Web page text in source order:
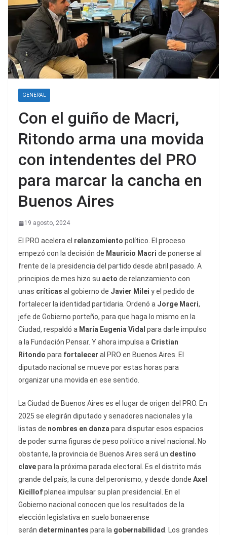
GENERAL
Con el guiño de Macri,
Ritondo arma una movida
con intendentes del PRO
para marcar la cancha en
Buenos Aires
19 agosto, 2024
El PRO acelera el relanzamiento político. El proceso
empezó con la decisión de Mauricio Macri de ponerse al
frente de la presidencia del partido desde abril pasado. A
principios de mes hizo su acto de relanzamiento con
unas críticas al gobierno de Javier Milei y el pedido de
fortalecer la identidad partidaria. Ordenó a Jorge Macri,
jefe de Gobierno porteño, para que haga lo mismo en la
Ciudad, respaldó a María Eugenia Vidal para darle impulso
a la Fundación Pensar. Y ahora impulsa a Cristian
Ritondo para fortalecer al PRO en Buenos Aires. El
diputado nacional se mueve por estas horas para
organizar una movida en ese sentido.
La Ciudad de Buenos Aires es el lugar de origen del PRO. En
2025 se elegirán diputado y senadores nacionales y la
listas de nombres en danzapara disputar esos espacios
de poder suma figuras de peso político a nivel nacional. No
obstante, la provincia de Buenos Aires será un destino
clavepara la próxima parada electoral. Es el distrito más
grande del país, la cuna del peronismo, y desde donde Axel
Kicillofplanea impulsar su plan presidencial. En el
Gobierno nacional conocen que los resultados de la
elección legislativa en suelo bonaerense
serán determinantes para la gobernabilidad. Los grandes